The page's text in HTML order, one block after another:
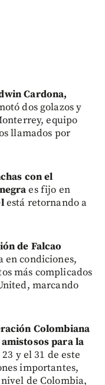
Cardona,
dos golazos y
equipo
llamados por
con el
es fijo en
está retornando a
de Falcao
en condiciones,
más complicados
marcando
Colombiana
para la
y el 31 de este
importantes,
de Colombia,